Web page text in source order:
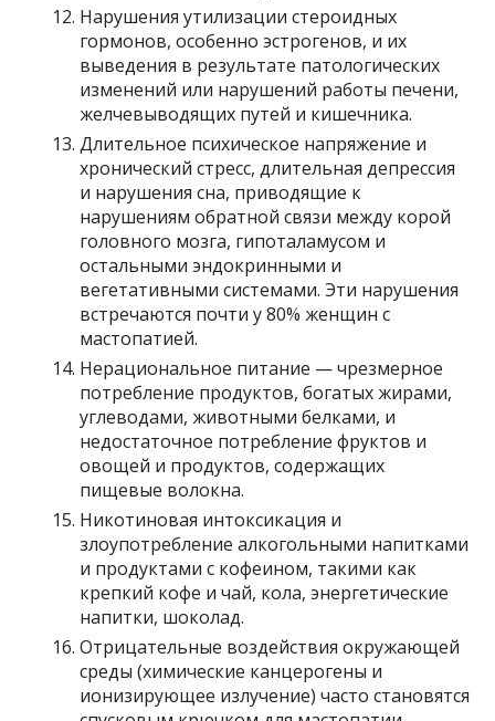
Нарушения утилизации стероидных
гормонов, особенно эстрогенов, и их
выведения в результате патологических
изменений или нарушений работы печени,
желчевыводящих путей и кишечника.
Длительное психическое напряжение и
хронический стресс, длительная депрессия
и нарушения сна, приводящие к
нарушениям обратной связи между корой
головного мозга, гипоталамусом и
остальными эндокринными и
вегетативными системами. Эти нарушения
встречаются почти у 80% женщин с
мастопатией.
Нерациональное питание — чрезмерное
потребление продуктов, богатых жирами,
углеводами, животными белками, и
недостаточное потребление фруктов и
овощей и продуктов, содержащих
пищевые волокна.
Никотиновая интоксикация и
злоупотребление алкогольными напитками
и продуктами с кофеином, такими как
крепкий кофе и чай, кола, энергетические
напитки, шоколад.
Отрицательные воздействия окружающей
среды (химические канцерогены и
ионизирующее излучение) часто становятся